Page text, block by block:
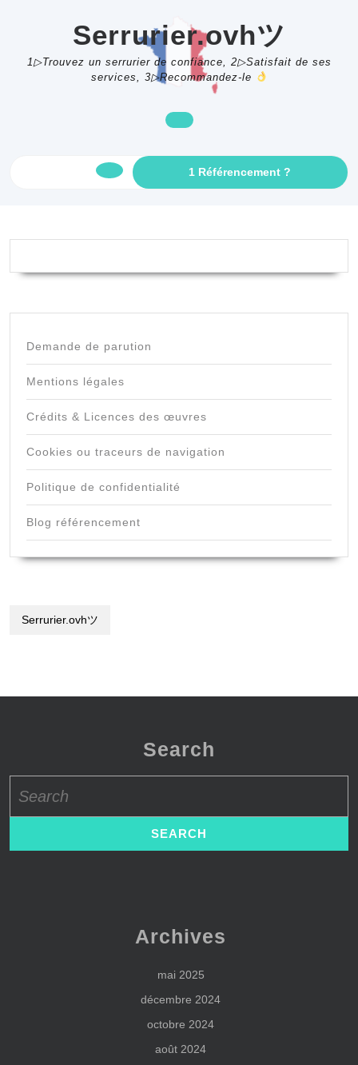
Serrurier.ovhツ
1▷Trouvez un serrurier de confiance, 2▷Satisfait de ses
services, 3▷Recommandez-le
Open
1 Référencement ?
AN
Demande de parution
Mentions légales
Crédits & Licences des œuvres
Cookies ou traceurs de navigation
Politique de confidentialité
Blog référencement
Serrurier.ovhツ
Search
for:
Archives
mai 2025
décembre 2024
octobre 2024
août 2024